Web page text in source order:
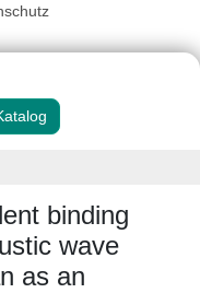
binding
wave
as an